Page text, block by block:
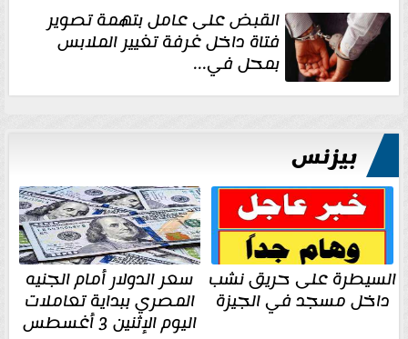
القبض على عامل بتهمة تصوير
فتاة داخل غرفة تغيير الملابس
بمحل في...
بيزنس
السيطرة على حريق نشب
داخل مسجد في الجيزة
سعر الدولار أمام الجنيه
المصري ببداية تعاملات
اليوم الإثنين 3 أغسطس